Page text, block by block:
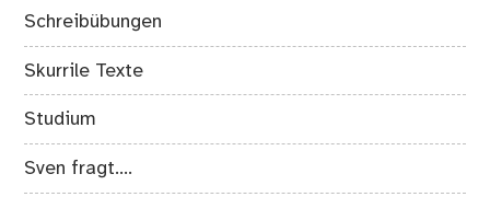
Schreibübungen
Skurrile Texte
Studium
Sven fragt….